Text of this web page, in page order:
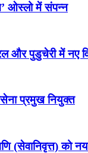
2026
2026
ओस्लो में संपन्न
और पुडुचेरी में नए
प्रमुख नियुक्त
(सेवानिवृत्त) को